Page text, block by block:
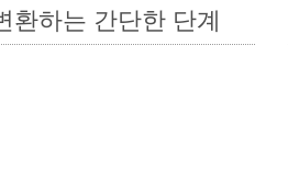
환하는 간단한 단계